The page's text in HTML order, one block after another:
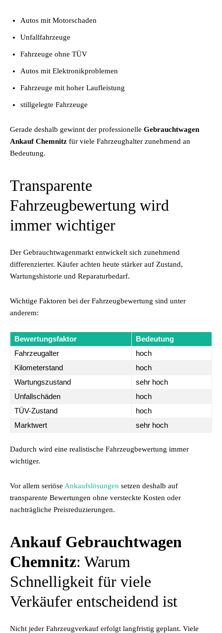
Autos mit Motorschaden
Unfallfahrzeuge
Fahrzeuge ohne TÜV
Autos mit Elektronikproblemen
Fahrzeuge mit hoher Laufleistung
stillgelegte Fahrzeuge
Gerade deshalb gewinnt der professionelle Gebrauchtwagen
Ankauf Chemnitz für viele Fahrzeughalter zunehmend an
Bedeutung.
Transparente
Fahrzeugbewertung wird
immer wichtiger
Der Gebrauchtwagenmarkt entwickelt sich zunehmend
differenzierter. Käufer achten heute stärker auf Zustand,
Wartungshistorie und Reparaturbedarf.
Wichtige Faktoren bei der Fahrzeugbewertung sind unter
anderem:
Bewertungsfaktor
Bedeutung
Fahrzeugalter
hoch
Kilometerstand
hoch
Wartungszustand
sehr hoch
Unfallschäden
hoch
TÜV-Zustand
hoch
Marktwert
sehr hoch
Dadurch wird eine realistische Fahrzeugbewertung immer
wichtiger.
Vor allem seriöse Ankaufslösungen setzen deshalb auf
transparente Bewertungen ohne versteckte Kosten oder
nachträgliche Preisreduzierungen.
Ankauf Gebrauchtwagen
Chemnitz: Warum
Schnelligkeit für viele
Verkäufer entscheidend ist
Nicht jeder Fahrzeugverkauf erfolgt langfristig geplant. Viele